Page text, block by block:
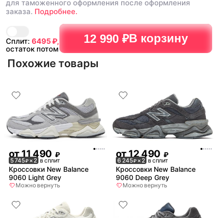
Сплит: 6495₽,
остаток потом
12 990 ₽В корзину
для таможенного оформления после оформления
заказа. Подробнее.
Похожие товары
от11 490 ₽
5 745₽× 2 в сплит
Кроссовки New Balance
9060 Light Grey
Можно вернуть
от12 490 ₽
6 245₽× 2 в сплит
Кроссовки New Balance
9060 Deep Grey
Можно вернуть